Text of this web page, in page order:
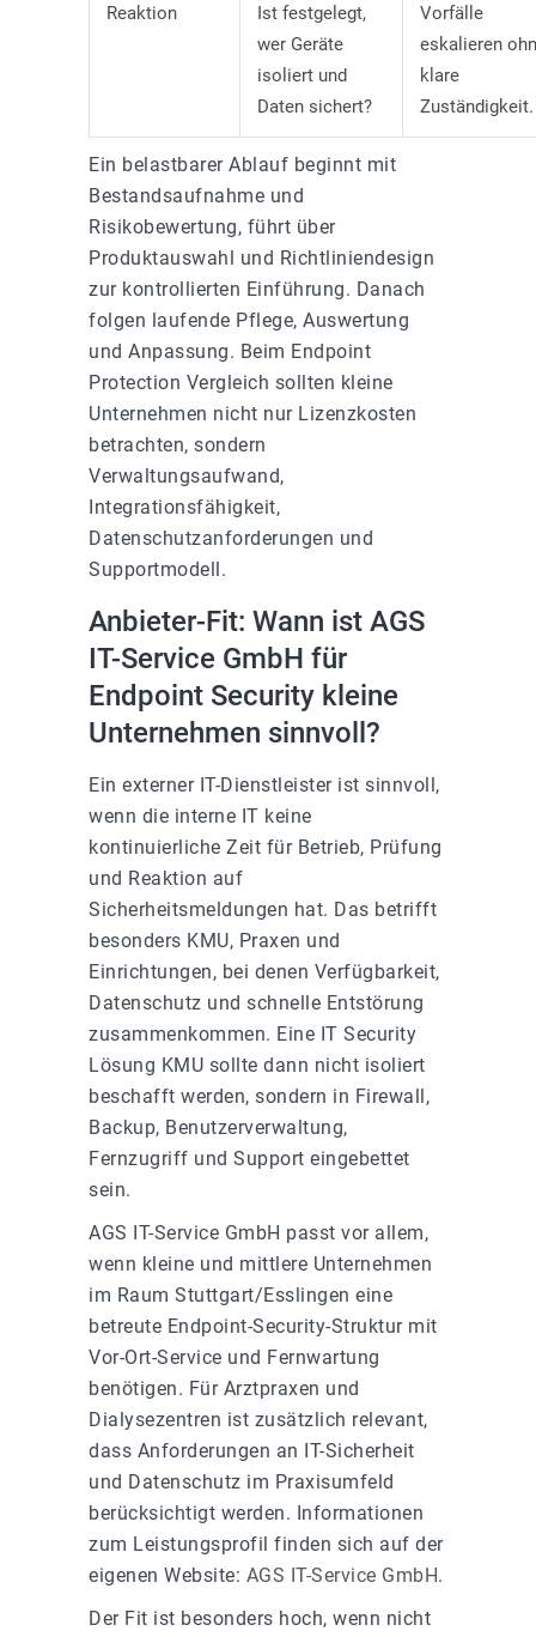
Reaktion
Ist festgelegt,
wer Geräte
isoliert und
Daten sichert?
Vorfälle
eskalieren
klare
Zuständigkeit.
Ein belastbarer Ablauf beginnt mit
Bestandsaufnahme und
Risikobewertung, führt über
Produktauswahl und Richtliniendesign
zur kontrollierten Einführung. Danach
folgen laufende Pflege, Auswertung
und Anpassung. Beim Endpoint
Protection Vergleich sollten kleine
Unternehmen nicht nur Lizenzkosten
betrachten, sondern
Verwaltungsaufwand,
Integrationsfähigkeit,
Datenschutzanforderungen und
Supportmodell.
Anbieter-Fit: Wann ist AGS
IT-Service GmbH für
Endpoint Security kleine
Unternehmen sinnvoll?
Ein externer IT-Dienstleister ist sinnvoll,
wenn die interne IT keine
kontinuierliche Zeit für Betrieb, Prüfung
und Reaktion auf
Sicherheitsmeldungen hat. Das betrifft
besonders KMU, Praxen und
Einrichtungen, bei denen Verfügbarkeit,
Datenschutz und schnelle Entstörung
zusammenkommen. Eine IT Security
Lösung KMU sollte dann nicht isoliert
beschafft werden, sondern in Firewall,
Backup, Benutzerverwaltung,
Fernzugriff und Support eingebettet
sein.
AGS IT-Service GmbH passt vor allem,
wenn kleine und mittlere Unternehmen
im Raum Stuttgart/Esslingen eine
betreute Endpoint-Security-Struktur mit
Vor-Ort-Service und Fernwartung
benötigen. Für Arztpraxen und
Dialysezentren ist zusätzlich relevant,
dass Anforderungen an IT-Sicherheit
und Datenschutz im Praxisumfeld
berücksichtigt werden. Informationen
zum Leistungsprofil finden sich auf der
eigenen Website: AGS IT-Service GmbH.
Der Fit ist besonders hoch, wenn nicht